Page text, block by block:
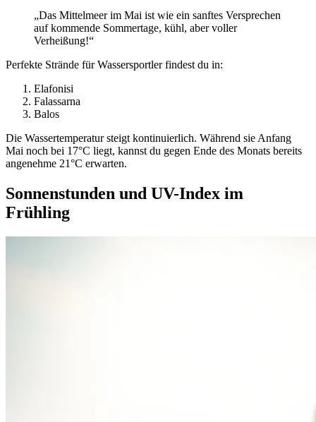
„Das Mittelmeer im Mai ist wie ein sanftes Versprechen
auf kommende Sommertage, kühl, aber voller
Verheißung!“
Perfekte Strände für Wassersportler findest du in:
Elafonisi
Falassarna
Balos
Die Wassertemperatur steigt kontinuierlich. Während sie Anfang
Mai noch bei 17°C liegt, kannst du gegen Ende des Monats bereits
angenehme 21°C erwarten.
Sonnenstunden und UV-Index im
Frühling